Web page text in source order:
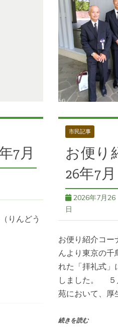
7月
りんどう
市民記事
お便り
26年7月
2026年7月26
日
お便り紹介コー
んより東京の千
れた「拝礼式」
しました。 ５
苑において、厚
続きを読む